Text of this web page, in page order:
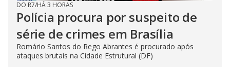
DO R7/HÁ 3 HORAS
Polícia procura por suspeito de
série de crimes em Brasília
Romário Santos do Rego Abrantes é procurado após
ataques brutais na Cidade Estrutural (DF)